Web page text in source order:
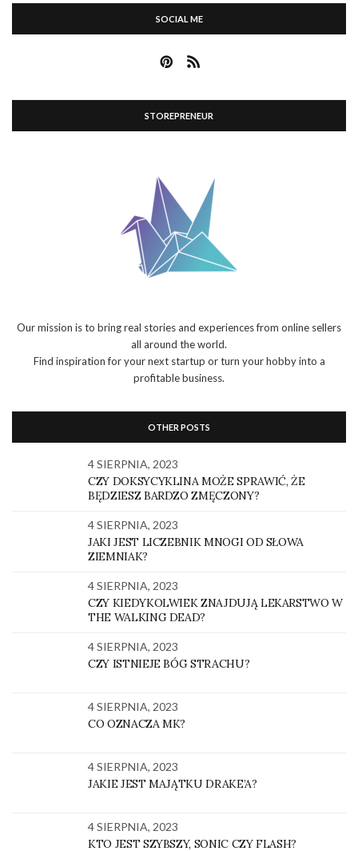
SOCIAL ME
STOREPRENEUR
Our mission is to bring real stories and experiences from online sellers
all around the world.
Find inspiration for your next startup or turn your hobby into a
profitable business.
OTHER POSTS
4 SIERPNIA, 2023
CZY DOKSYCYKLINA MOŻE SPRAWIĆ, ŻE
BĘDZIESZ BARDZO ZMĘCZONY?
4 SIERPNIA, 2023
JAKI JEST LICZEBNIK MNOGI OD SŁOWA
ZIEMNIAK?
4 SIERPNIA, 2023
CZY KIEDYKOLWIEK ZNAJDUJĄ LEKARSTWO W
THE WALKING DEAD?
4 SIERPNIA, 2023
CZY ISTNIEJE BÓG STRACHU?
4 SIERPNIA, 2023
CO OZNACZA MK?
4 SIERPNIA, 2023
JAKIE JEST MAJĄTKU DRAKE’A?
4 SIERPNIA, 2023
KTO JEST SZYBSZY, SONIC CZY FLASH?